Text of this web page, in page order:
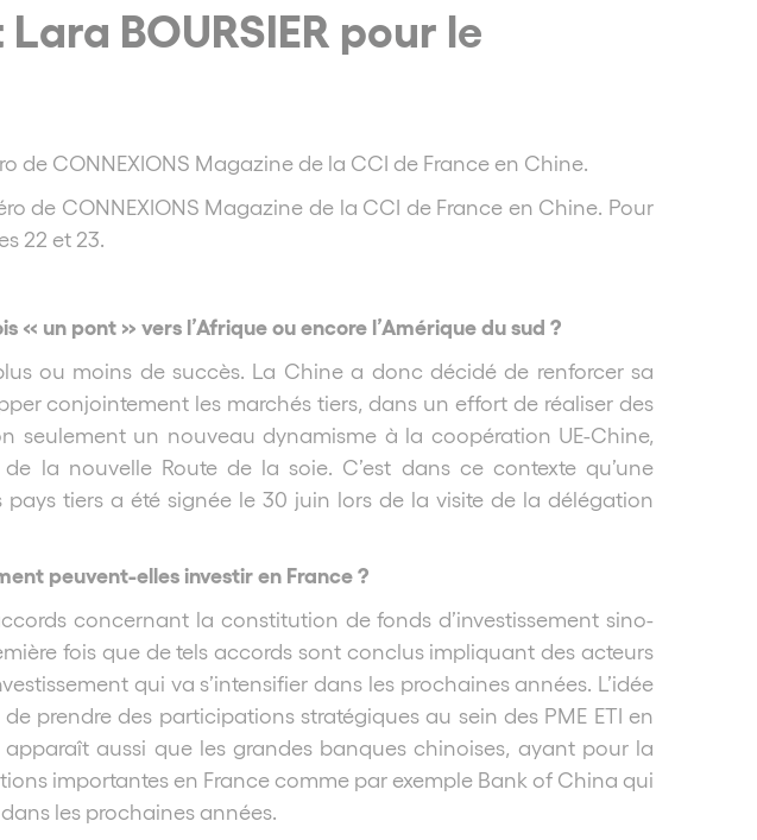
BOURSIER pour le
de CONNEXIONS Magazine de la CCI de France en Chine.
de CONNEXIONS Magazine de la CCI de France en Chine. Pour
22 et 23.
un pont » vers l’Afrique ou encore l’Amérique du sud ?
ou moins de succès. La Chine a donc décidé de renforcer sa
conjointement les marchés tiers, dans un effort de réaliser des
seulement un nouveau dynamisme à la coopération UE-Chine,
la nouvelle Route de la soie. C’est dans ce contexte qu’une
tiers a été signée le 30 juin lors de la visite de la délégation
peuvent-elles investir en France ?
concernant la constitution de fonds d’investissement sino-
fois que de tels accords sont conclus impliquant des acteurs
qui va s’intensifier dans les prochaines années. L’idée
prendre des participations stratégiques au sein des PME ETI en
aussi que les grandes banques chinoises, ayant pour la
importantes en France comme par exemple Bank of China qui
les prochaines années.